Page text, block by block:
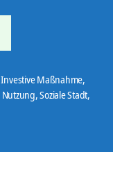
neuen
Glanz“
Investive Maßnahme,
Nutzung,Soziale Stadt,